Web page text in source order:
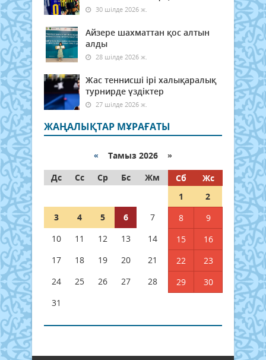
30 шілде 2026 ж.
Айзере шахматтан қос алтын
алды
28 шілде 2026 ж.
Жас теннисші ірі халықаралық
турнирде үздіктер
27 шілде 2026 ж.
ЖАҢАЛЫҚТАР МҰРАҒАТЫ
« Тамыз 2026 »
Дс
Сс Ср Бс Жм Сб
Жс
1
2
3
4 5 6 7 8
9
10
11 12 13 14 15
16
17
18 19 20 21 22
23
24
25 26 27 28 29
30
31